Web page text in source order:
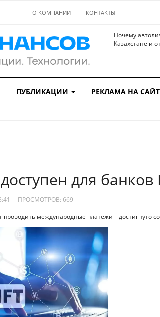
О КОМПАНИИ КОНТАКТЫ
Почему
Казахстане и
ПУБЛИКАЦИИ РЕКЛАМА НА
для банков
ПРОСМОТРОВ: 669
проводить международные платежи – достигнуто